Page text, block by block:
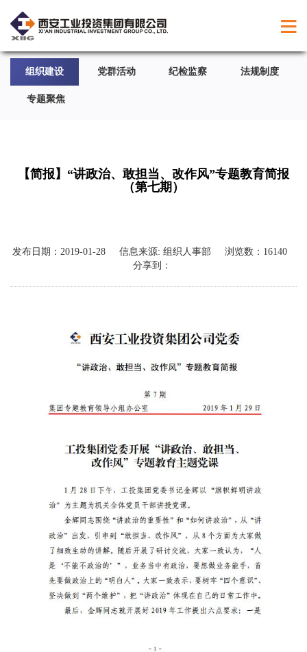
组织建设 党群活动 纪检监察 法规制度
专题聚焦
【简报】“讲政治、敢担当、改作风”专题教育简报
（第七期）
发布日期： 2019-01-28信息来源: 组织人事部 浏览数： 16140
分享到：